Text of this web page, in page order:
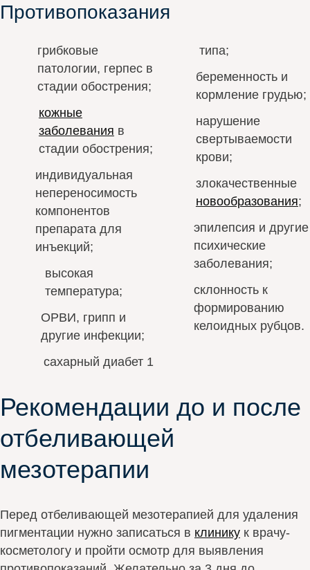
Противопоказания
грибковые
патологии, герпес в
стадии обострения;
кожные
заболевания в
стадии обострения;
индивидуальная
непереносимость
компонентов
препарата для
инъекций;
высокая
температура;
ОРВИ, грипп и
другие инфекции;
сахарный диабет 1
типа;
беременность и
кормление грудью;
нарушение
свертываемости
крови;
злокачественные
новообразования;
эпилепсия и другие
психические
заболевания;
склонность к
формированию
келоидных рубцов.
Рекомендации до и после
отбеливающей
мезотерапии
Перед отбеливающей мезотерапией для удаления
пигментации нужно записаться в клинику к врачу-
косметологу и пройти осмотр для выявления